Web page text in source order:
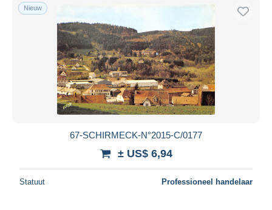
Nieuw
67-SCHIRMECK-N°2015-C/0177
± US$ 6,94
Statuut Professioneel handelaar